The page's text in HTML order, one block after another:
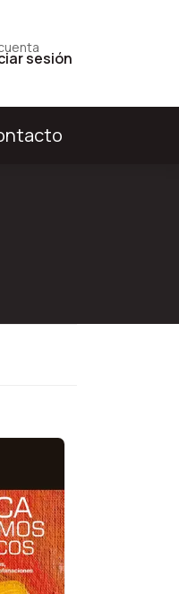
sesión